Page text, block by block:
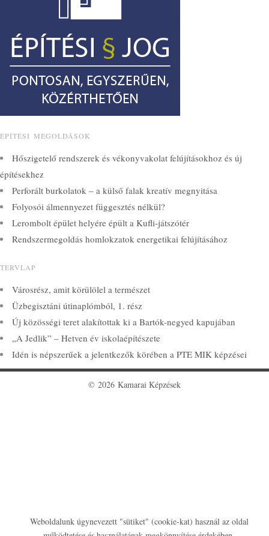
ÉPÍTÉSI MEGOLDÁSOK
Hőszigetelő rendszerek és vékonyvakolat felújításokhoz és új
építésekhez
Perforált burkolatok – a külső falak kreatív megnyitása
Folyosói álmennyezet függesztés nélkül?
Lerombolt épület helyére épült a Kufli-játszótér
Rendszermegoldás homlokzatok energetikai felújításához
TERVLAP
Városrész, amit körülölel a természet
Üzbegisztáni útinaplómból, 1. rész
Új közösségi teret alakítottak ki a Bartók-negyed kapujában
„A Jedlik” – Hetven év iskolaépítészete
Idén is népszerűek a jelentkezők körében a PTE MIK képzései
Weboldalunk úgynevezett "sütiket" (cookie-kat) használ az oldal
© 2026 Kamarai Képzések